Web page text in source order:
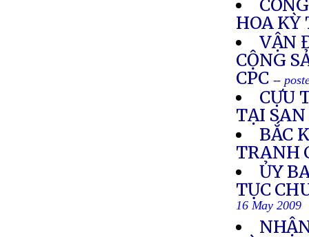
HOA
VẬN
CỘNG
CPC --
CỰU
TẠI SAN
BẮC
TRANH
ỦY
TỤC
16 May 2009